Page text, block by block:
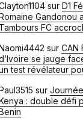
sur D1
Gandonou
Tambours FC
sur CAN
se jauge
test révélateur
sur
: double défi